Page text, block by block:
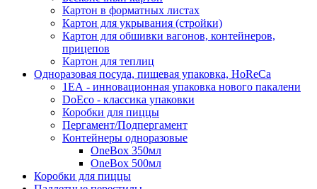
Картон в форматных листах
Картон для укрывания (стройки)
Картон для обшивки вагонов, контейнеров,
прицепов
Картон для теплиц
Одноразовая посуда, пищевая упаковка, HoReCa
1ЕА - инновационная упаковка нового пакалени
DoEco - классика упаковки
Коробки для пиццы
Пергамент/Подпергамент
Контейнеры одноразовые
OneBox 350мл
OneBox 500мл
Коробки для пиццы